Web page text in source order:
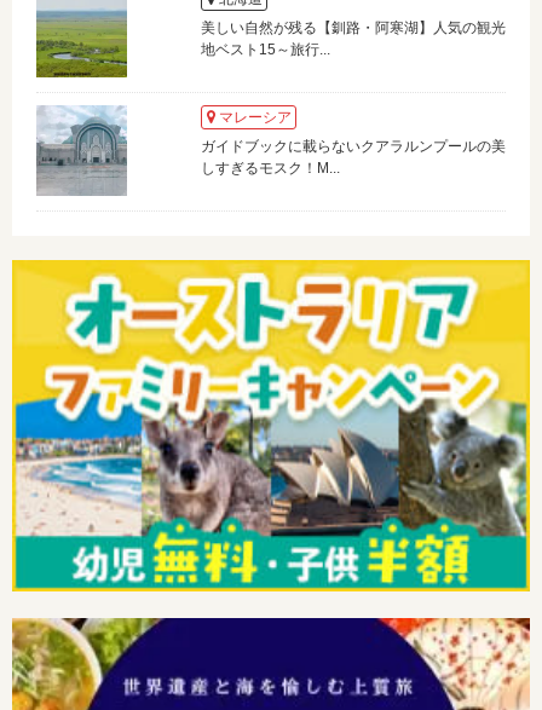
美しい自然が残る【釧路・阿寒湖】人気の観光
地ベスト15～旅行...
マレーシア
ガイドブックに載らないクアラルンプールの美
しすぎるモスク！M...